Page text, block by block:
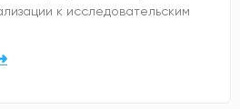
к исследовательским